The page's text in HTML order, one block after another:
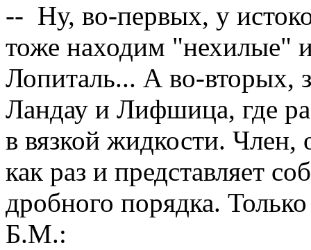
-- Ну, во-первых, у
тоже находим "нехилые"
Лопиталь... А во-вторых,
Ландау и Лифшица, где
в вязкой жидкости.
как раз и представляет
дробного порядка.
Б.М.: